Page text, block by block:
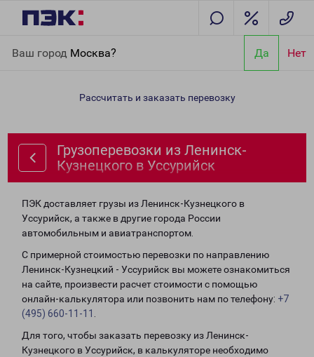
Ваш город Москва? Да Нет
Кузнецкого в Уссурийск
Рассчитать и заказать перевозку
Грузоперевозки из Ленинск-
Кузнецкого в Уссурийск
ПЭК доставляет грузы из Ленинск-Кузнецкого в
Уссурийск, а также в другие города России
автомобильным и авиатранспортом.
С примерной стоимостью перевозки по направлению
Ленинск-Кузнецкий - Уссурийск вы можете ознакомиться
на сайте, произвести расчет стоимости с помощью
онлайн-калькулятора или позвонить нам по телефону: +7
(495) 660-11-11
Для того, чтобы заказать перевозку из Ленинск-
Кузнецкого в Уссурийск, в калькуляторе необходимо